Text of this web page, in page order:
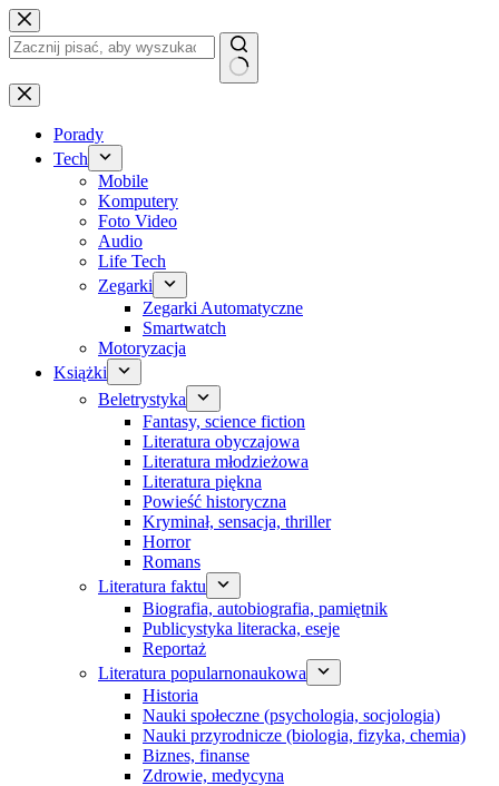
Przejdź
do
treści
Brak
wyników
Porady
Tech
Mobile
Komputery
Foto Video
Audio
Life Tech
Zegarki
Zegarki Automatyczne
Smartwatch
Motoryzacja
Książki
Beletrystyka
Fantasy, science fiction
Literatura obyczajowa
Literatura młodzieżowa
Literatura piękna
Powieść historyczna
Kryminał, sensacja, thriller
Horror
Romans
Literatura faktu
Biografia, autobiografia, pamiętnik
Publicystyka literacka, eseje
Reportaż
Literatura popularnonaukowa
Historia
Nauki społeczne (psychologia, socjologia)
Nauki przyrodnicze (biologia, fizyka, chemia)
Biznes, finanse
Zdrowie, medycyna